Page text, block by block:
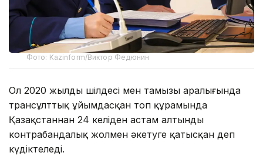
Фото: Kazinform/Виктор Федюнин
Ол 2020 жылдың шілдесі мен тамызы аралығында
трансұлттық ұйымдасқан топ құрамында
Қазақстаннан 24 келіден астам алтынды
контрабандалық жолмен әкетуге қатысқан деп
күдіктеледі.